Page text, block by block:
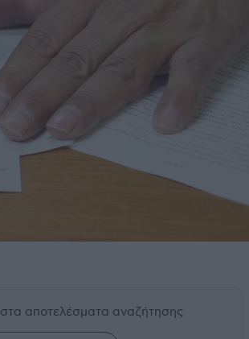
στα αποτελέσματα αναζήτησης